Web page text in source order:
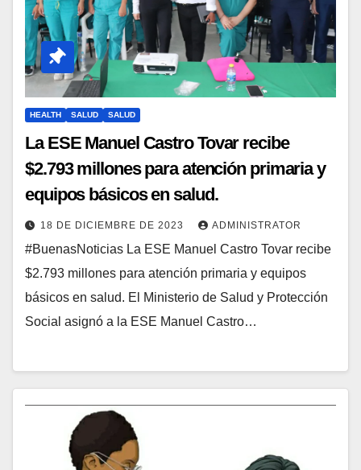
HEALTH SALUD SALUD
La ESE Manuel Castro Tovar recibe
$2.793 millones para atención primaria y
equipos básicos en salud.
18 DE DICIEMBRE DE 2023 ADMINISTRATOR
#BuenasNoticias La ESE Manuel Castro Tovar recibe
$2.793 millones para atención primaria y equipos
básicos en salud. El Ministerio de Salud y Protección
Social asignó a la ESE Manuel Castro…